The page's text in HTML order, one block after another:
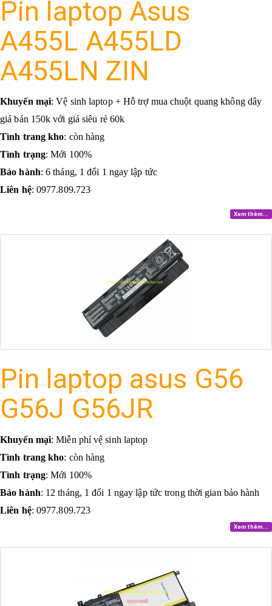
Pin laptop Asus
A455L A455LD
A455LN ZIN
Khuyến mại:Vệ sinh laptop + Hỗ trợ mua chuột quang không dây
giá bán 150k với giá siêu rẻ 60k
Tình trang kho: còn hàng
Tình trạng: Mới 100%
Bảo hành: 6 tháng, 1 đổi 1 ngay lập tức
Liên hệ: 0977.809.723
Xem thêm...
Pin laptop asus G56
G56J G56JR
Khuyến mại: Miễn phí vệ sinh laptop
Tình trang kho: còn hàng
Tình trạng: Mới 100%
Bảo hành: 12 tháng, 1 đổi 1 ngay lập tức trong thời gian bảo hành
Liên hệ: 0977.809.723
Xem thêm...